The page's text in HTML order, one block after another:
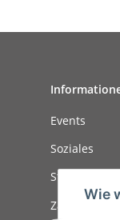
Events
Soziales
Wie